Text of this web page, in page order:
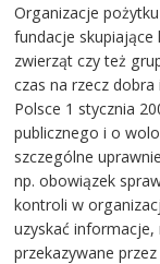
Organizacje
fundacje skupiające
zwierząt czy też
czas na rzecz
Polsce 1 stycznia
publicznego i o
szczególne
np. obowiązek
kontroli w
uzyskać informacje,
przekazywane